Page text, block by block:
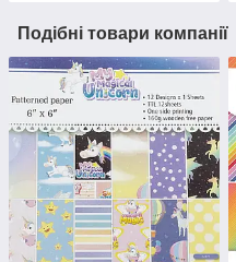
Подібні товари компанії